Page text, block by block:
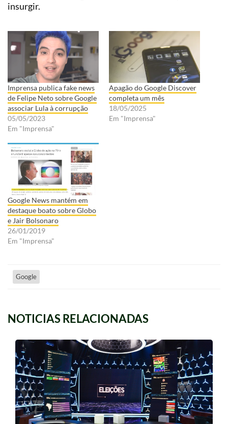
insurgir.
Imprensa publica fake news
de Felipe Neto sobre Google
associar Lula à corrupção
05/05/2023
Em "Imprensa"
Apagão do Google Discover
completa um mês
18/05/2025
Em "Imprensa"
Google News mantém em
destaque boato sobre Globo
e Jair Bolsonaro
26/01/2019
Em "Imprensa"
Google
NOTICIAS RELACIONADAS